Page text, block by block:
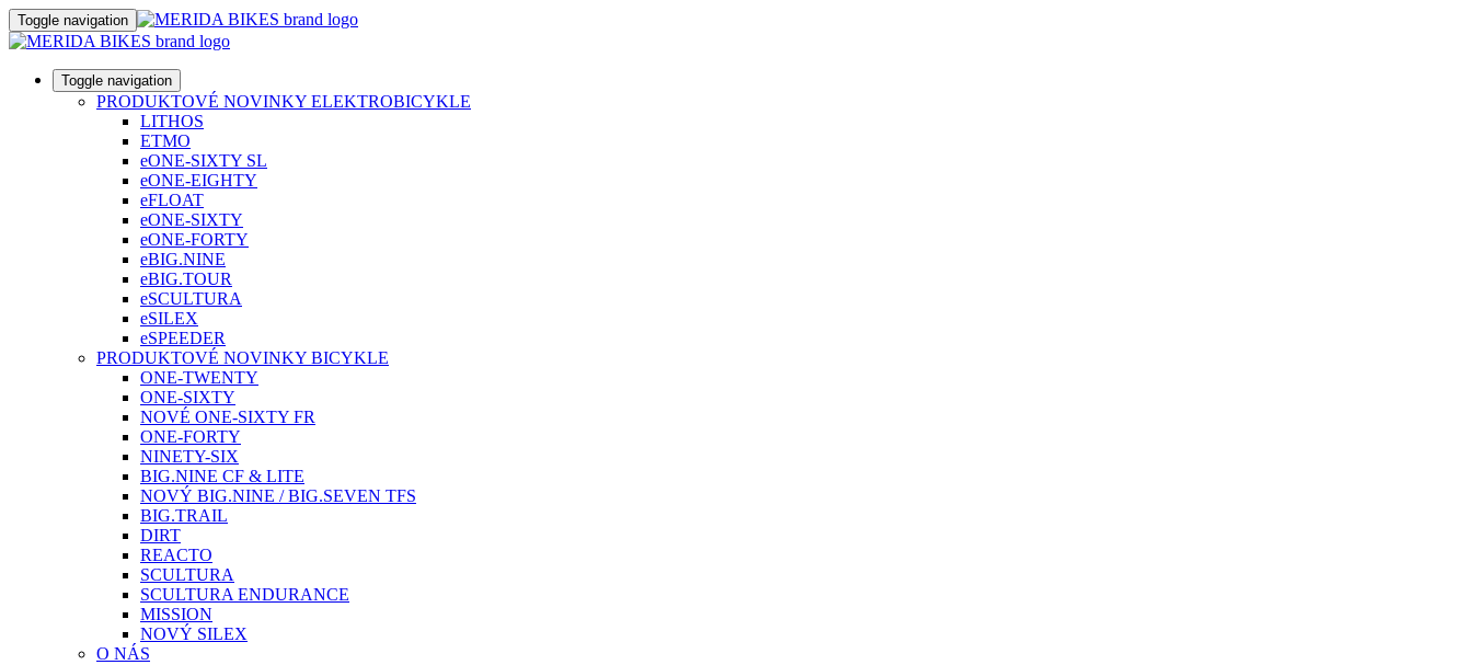
Toggle navigation
Toggle navigation
PRODUKTOVÉ NOVINKY ELEKTROBICYKLE
LITHOS
ETMO
eONE-SIXTY SL
eONE-EIGHTY
eFLOAT
eONE-SIXTY
eONE-FORTY
eBIG.NINE
eBIG.TOUR
eSCULTURA
eSILEX
eSPEEDER
PRODUKTOVÉ NOVINKY BICYKLE
ONE-TWENTY
ONE-SIXTY
NOVÉ ONE-SIXTY FR
ONE-FORTY
NINETY-SIX
BIG.NINE CF & LITE
NOVÝ BIG.NINE / BIG.SEVEN TFS
BIG.TRAIL
DIRT
REACTO
SCULTURA
SCULTURA ENDURANCE
MISSION
NOVÝ SILEX
O NÁS